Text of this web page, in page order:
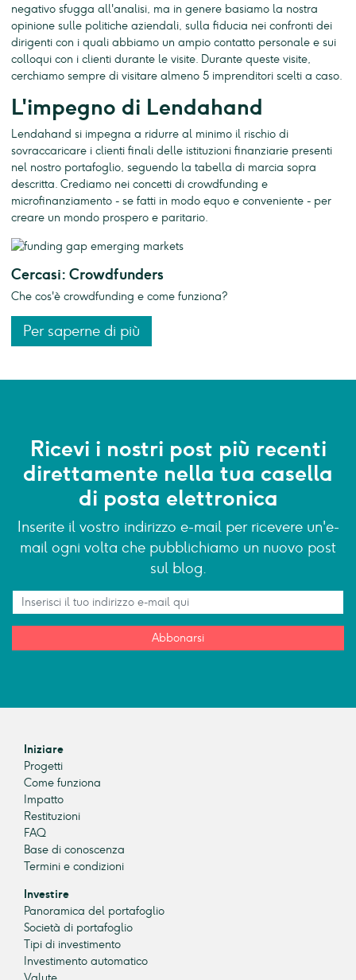
negativo sfugga all'analisi, ma in genere basiamo la nostra
opinione sulle politiche aziendali, sulla fiducia nei confronti dei
dirigenti con i quali abbiamo un ampio contatto personale e sui
colloqui con i clienti durante le visite. Durante queste visite,
cerchiamo sempre di visitare almeno 5 imprenditori scelti a caso.
L'impegno di Lendahand
Lendahand si impegna a ridurre al minimo il rischio di
sovraccaricare i clienti finali delle istituzioni finanziarie presenti
nel nostro portafoglio, seguendo la tabella di marcia sopra
descritta. Crediamo nei concetti di crowdfunding e
microfinanziamento - se fatti in modo equo e conveniente - per
creare un mondo prospero e paritario.
Cercasi: Crowdfunders
Che cos'è crowdfunding e come funziona?
Per saperne di più
Ricevi i nostri post più recenti
direttamente nella tua casella
di posta elettronica
Inserite il vostro indirizzo e-mail per ricevere un'e-
mail ogni volta che pubblichiamo un nuovo post
sul blog.
Abbonarsi
Iniziare
Progetti
Come funziona
Impatto
Restituzioni
FAQ
Base di conoscenza
Termini e condizioni
Investire
Panoramica del portafoglio
Società di portafoglio
Tipi di investimento
Investimento automatico